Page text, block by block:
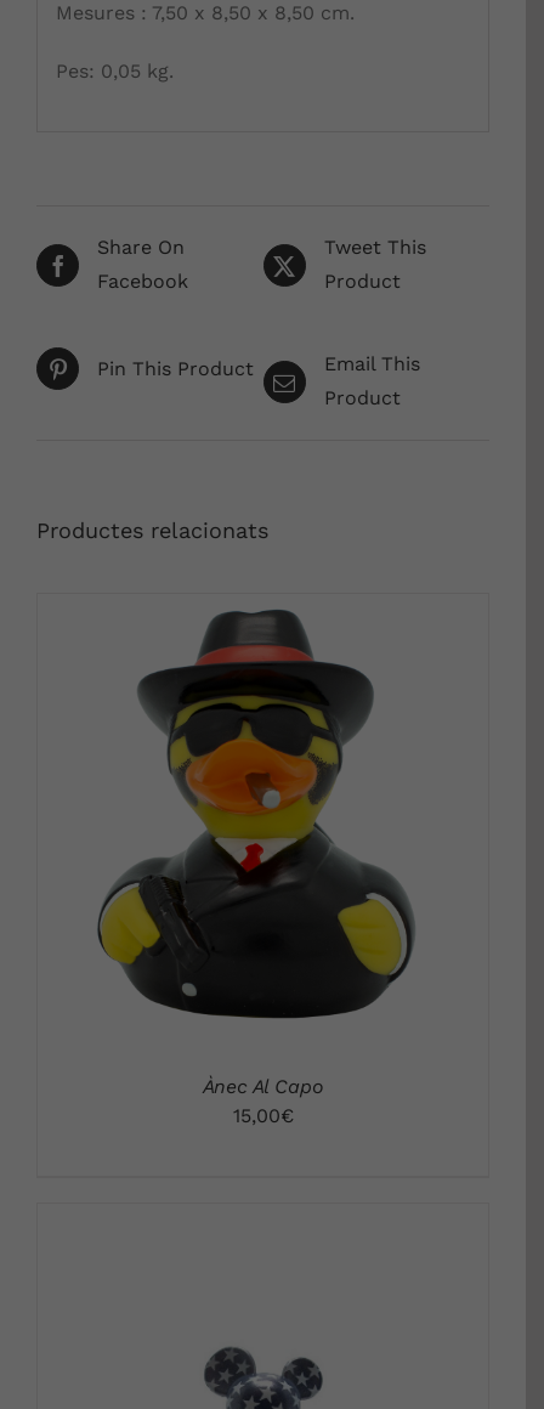
Mesures : 7,50 x 8,50 x 8,50 cm.
Pes: 0,05 kg.
Share On
Facebook
Tweet This
Product
Pin This Product
Email This
Product
Productes relacionats
Ànec Al Capo
15,00€